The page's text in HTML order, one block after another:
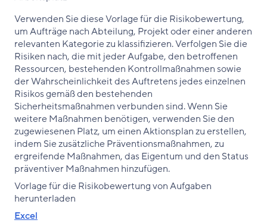
Verwenden Sie diese Vorlage für die Risikobewertung,
um Aufträge nach Abteilung, Projekt oder einer anderen
relevanten Kategorie zu klassifizieren. Verfolgen Sie die
Risiken nach, die mit jeder Aufgabe, den betroffenen
Ressourcen, bestehenden Kontrollmaßnahmen sowie
der Wahrscheinlichkeit des Auftretens jedes einzelnen
Risikos gemäß den bestehenden
Sicherheitsmaßnahmen verbunden sind. Wenn Sie
weitere Maßnahmen benötigen, verwenden Sie den
zugewiesenen Platz, um einen Aktionsplan zu erstellen,
indem Sie zusätzliche Präventionsmaßnahmen, zu
ergreifende Maßnahmen, das Eigentum und den Status
präventiver Maßnahmen hinzufügen.
Vorlage für die Risikobewertung von Aufgaben
herunterladen
Excel